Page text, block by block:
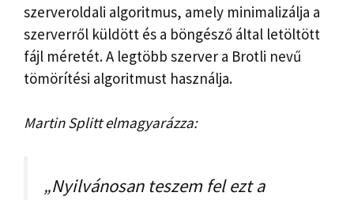
szerveroldali algoritmus, amely minimalizálja a
szerverről küldött és a böngésző által letöltött
fájl méretét. A legtöbb szerver a Brotli nevű
tömörítési algoritmust használja.
Martin Splitt elmagyarázza:
„Nyilvánosan teszem fel ezt a